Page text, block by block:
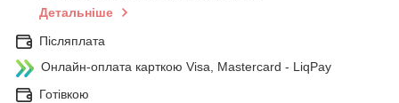
Детальніше
Післяплата
Онлайн-оплата карткою Visa, Mastercard - LiqPay
Готівкою